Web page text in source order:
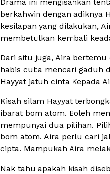
Drama ini mengisahkan
berkahwin dengan adiknya
kesilapan yang dilakukan,
membetulkan kembali
Dari situ juga, Aira bertemu
habis cuba mencari gaduh
Hayyat jatuh cinta Kepada
Kisah silam Hayyat
ibarat bom atom. Boleh
mempunyai dua pilihan.
bom atom. Aira perlu cari
cipta. Mampukah Aira
Nak tahu apakah kisah